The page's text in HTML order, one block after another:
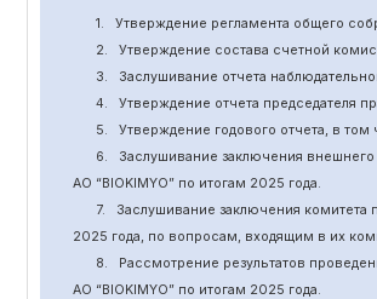
1. Утверждение регламента общего
2.
Утверждение состава счетной
3.
Заслушивание отчета
4.
Утверждение отчета председателя
5.
Утверждение годового отчета, в том
6.
Заслушивание заключения
АО “BIOKIMYO”по итогам 2025 года.
7.
Заслушивание заключения комитета
2025 года, по вопросам, входящим в их
8.
Рассмотрение результатов
АО “BIOKIMYO”по итогам 2025 года.